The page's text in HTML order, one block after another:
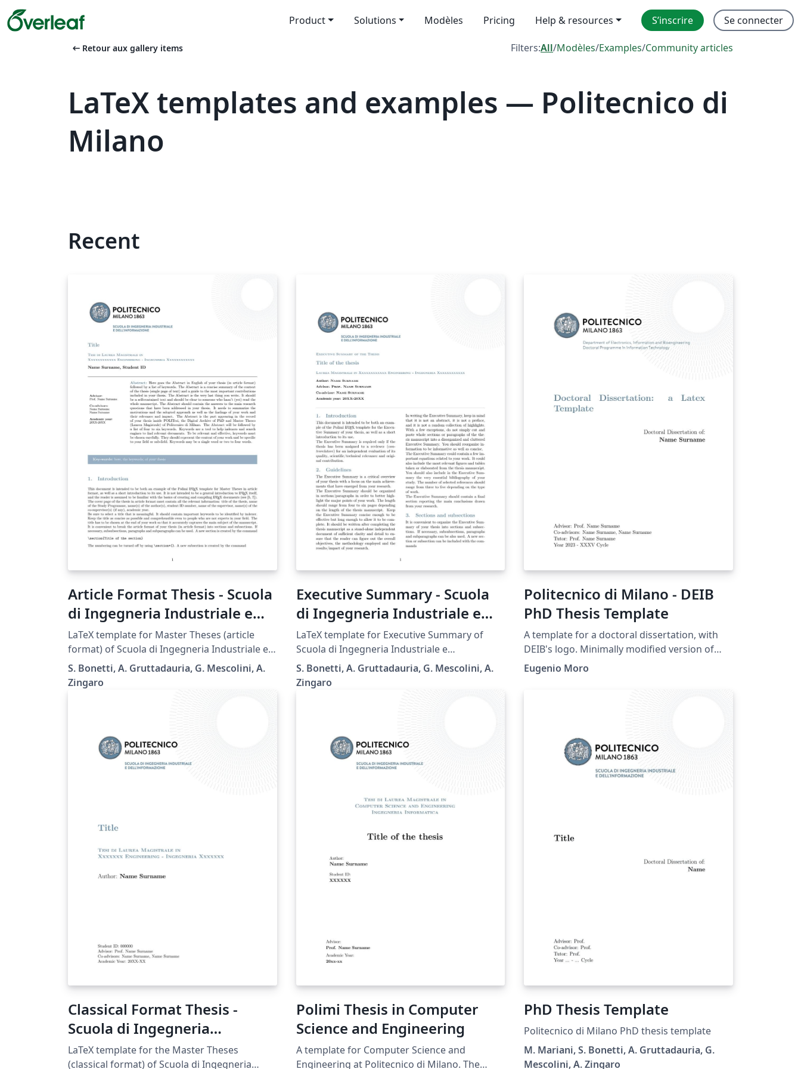
Product Solutions Modèles Pricing Help & resources S’inscrire Se connecter
arrow_left_alt Retour aux gallery items Filters:All/Modèles/Examples/Community articles
LaTeX templates and examples — Politecnico di
Milano
Recent
Article Format Thesis - Scuola
di Ingegneria Industriale e
dell'Informazione -
Politecnico di Milano
LaTeX template for Master Theses (article
format) of Scuola di Ingegneria Industriale e
dell'Informazione - Politecnico di Milano.
S. Bonetti, A. Gruttadauria, G. Mescolini, A.
Zingaro
Executive Summary - Scuola
di Ingegneria Industriale e
dell'Informazione -
Politecnico di Milano
LaTeX template for Executive Summary of
Scuola di Ingegneria Industriale e
dell'Informazione - Politecnico di Milano.
S. Bonetti, A. Gruttadauria, G. Mescolini, A.
Zingaro
Politecnico di Milano - DEIB
PhD Thesis Template
A template for a doctoral dissertation, with
DEIB's logo. Minimally modified version of
Polimi's Master Thesis Template
Eugenio Moro
Classical Format Thesis -
Scuola di Ingegneria
Industriale e
LaTeX template for the Master Theses
(classical format) of Scuola di Ingegneria
Polimi Thesis in Computer
Science and Engineering
A template for Computer Science and
Engineering at Politecnico di Milano. The
PhD Thesis Template
Politecnico di Milano PhD thesis template
M. Mariani, S. Bonetti, A. Gruttadauria, G.
Mescolini, A. Zingaro